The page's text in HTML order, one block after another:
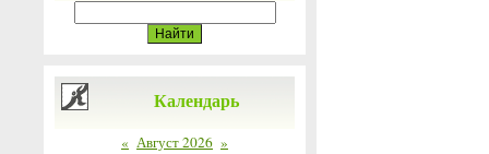
Календарь
« Август 2026 »